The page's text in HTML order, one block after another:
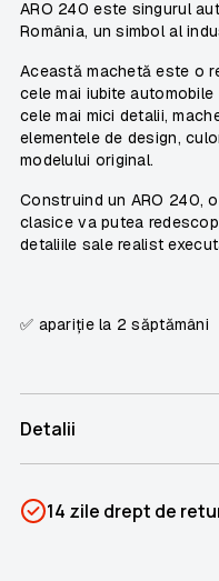
ARO 240 este singurul
România, un simbol al
Această machetă este o
cele mai iubite
cele mai mici detalii,
elementele de design,
modelului original.
Construind un ARO 240,
clasice va putea
detaliile sale realist
✅ apariție la 2 săptămâni
Detalii
Categorii
14 zile drept de